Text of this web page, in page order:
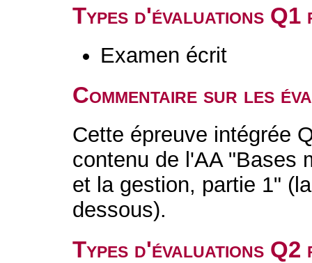
Types d'évaluations
Examen écrit
Commentaire sur les
Cette épreuve intégrée
contenu de l'AA "Bases
et la gestion, partie 1"
dessous).
Types d'évaluations